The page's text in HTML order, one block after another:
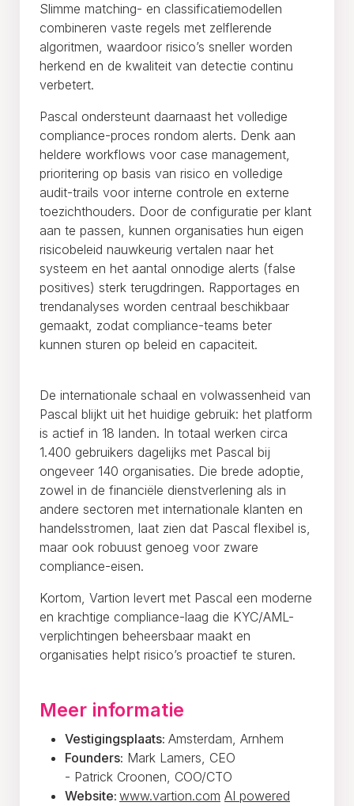
Slimme matching- en classificatiemodellen
combineren vaste regels met zelflerende
algoritmen, waardoor risico’s sneller worden
herkend en de kwaliteit van detectie continu
verbetert.
Pascal ondersteunt daarnaast het volledige
compliance-proces rondom alerts. Denk aan
heldere workflows voor case management,
prioritering op basis van risico en volledige
audit-trails voor interne controle en externe
toezichthouders. Door de configuratie per klant
aan te passen, kunnen organisaties hun eigen
risicobeleid nauwkeurig vertalen naar het
systeem en het aantal onnodige alerts (false
positives) sterk terugdringen. Rapportages en
trendanalyses worden centraal beschikbaar
gemaakt, zodat compliance-teams beter
kunnen sturen op beleid en capaciteit.
De internationale schaal en volwassenheid van
Pascal blijkt uit het huidige gebruik: het platform
is actief in 18 landen. In totaal werken circa
1.400 gebruikers dagelijks met Pascal bij
ongeveer 140 organisaties. Die brede adoptie,
zowel in de financiële dienstverlening als in
andere sectoren met internationale klanten en
handelsstromen, laat zien dat Pascal flexibel is,
maar ook robuust genoeg voor zware
compliance-eisen.
Kortom, Vartion levert met Pascal een moderne
en krachtige compliance-laag die KYC/AML-
verplichtingen beheersbaar maakt en
organisaties helpt risico’s proactief te sturen.
Meer informatie
Vestigingsplaats: Amsterdam, Arnhem
Founders: Mark Lamers, CEO
- Patrick Croonen, COO/CTO
Website: www.vartion.com AI powered